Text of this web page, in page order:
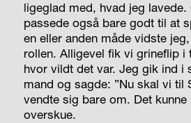
ligeglad med, hvad jeg
passede også bare godt til at
en eller anden måde vidste
rollen. Alligevel fik vi grineflip i
hvor vildt det var. Jeg gik ind i
mand og sagde: ”Nu skal vi til
vendte sig bare om. Det kunne
overskue.